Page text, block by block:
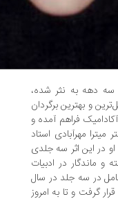
به نثر شده،
برگردان
فراهم آمده و
استاد
اثر سه جلدی
در ادبیات
جلد در سال
و تا به امروز